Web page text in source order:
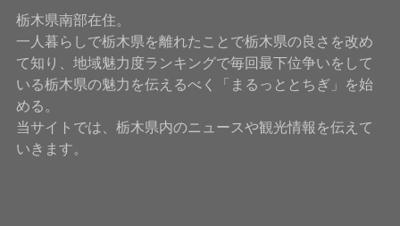
栃木県南部在住。
一人暮らしで栃木県を離れたことで栃木県の良さを改め
て知り、地域魅力度ランキングで毎回最下位争いをして
いる栃木県の魅力を伝えるべく「まるっととちぎ」を始
める。
当サイトでは、栃木県内のニュースや観光情報を伝えて
いきます。